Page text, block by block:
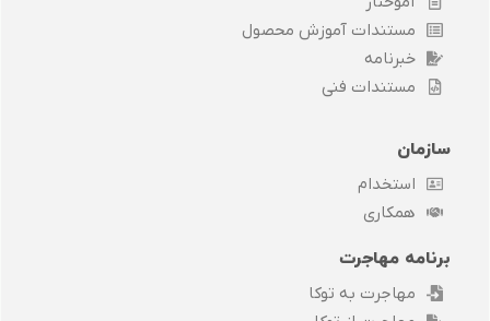
مستندات آموزش محصول
خبرنامه
مستندات فنی
سازمان
استخدام
همکاری
برنامه مهاجرت
مهاجرت به توکا